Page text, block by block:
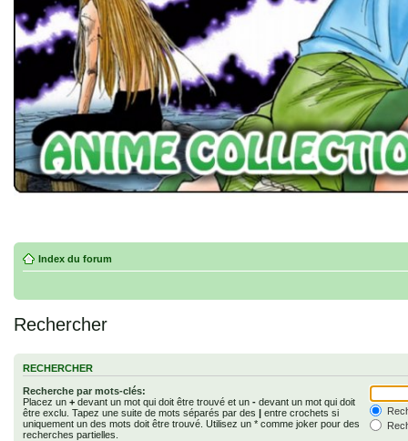
Index du forum
Rechercher
RECHERCHER
Recherche par mots-clés:
Placez un + devant un mot qui doit être trouvé et un - devant un mot qui doit
être exclu. Tapez une suite de mots séparés par des | entre crochets si
uniquement un des mots doit être trouvé. Utilisez un * comme joker pour des
recherches partielles.